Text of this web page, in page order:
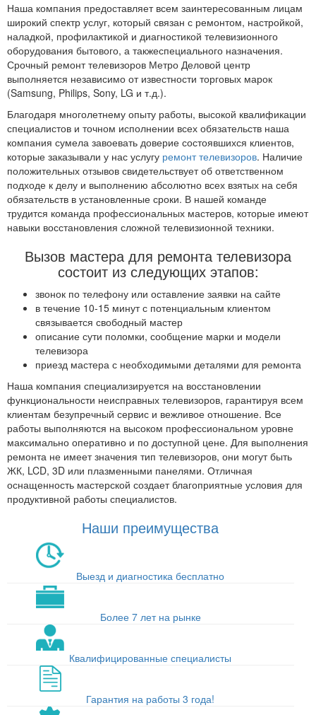
Наша компания предоставляет всем заинтересованным лицам
широкий спектр услуг, который связан с ремонтом, настройкой,
наладкой, профилактикой и диагностикой телевизионного
оборудования бытового, а такжеспециального назначения.
Срочный ремонт телевизоров Метро Деловой центр
выполняется независимо от известности торговых марок
(Samsung, Philips, Sony, LG и т.д.).
Благодаря многолетнему опыту работы, высокой квалификации
специалистов и точном исполнении всех обязательств наша
компания сумела завоевать доверие состоявшихся клиентов,
которые заказывали у нас услугу ремонт телевизоров. Наличие
положительных отзывов свидетельствует об ответственном
подходе к делу и выполнению абсолютно всех взятых на себя
обязательств в установленные сроки. В нашей команде
трудится команда профессиональных мастеров, которые имеют
навыки восстановления сложной телевизионной техники.
Вызов мастера для ремонта телевизора
состоит из следующих этапов:
звонок по телефону или оставление заявки на сайте
в течение 10-15 минут с потенциальным клиентом
связывается свободный мастер
описание сути поломки, сообщение марки и модели
телевизора
приезд мастера с необходимыми деталями для ремонта
Наша компания специализируется на восстановлении
функциональности неисправных телевизоров, гарантируя всем
клиентам безупречный сервис и вежливое отношение. Все
работы выполняются на высоком профессиональном уровне
максимально оперативно и по доступной цене. Для выполнения
ремонта не имеет значения тип телевизоров, они могут быть
ЖК, LCD, 3D или плазменными панелями. Отличная
оснащенность мастерской создает благоприятные условия для
продуктивной работы специалистов.
Наши преимущества
Выезд и диагностика бесплатно
Более 7 лет на рынке
Квалифицированные специалисты
Гарантия на работы 3 года!